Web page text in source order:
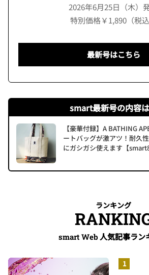
2026年6月25日（木）
特別価格￥1,890（税込
最新号はこちら
smart最新号の内容
【豪華付録】A BATHING
ートバッグが激アツ！耐久
にガシガシ使えます【
ランキング
smart Web人気記事ラン